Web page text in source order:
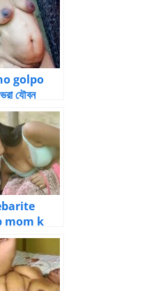
golpo
যৌবন
– 2 by
mom k
(Part
Choti